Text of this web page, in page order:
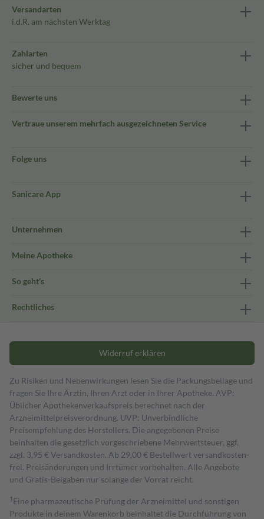
Versandarten
i.d.R. am nächsten Werktag
Zahlarten
sicher und bequem
Bewerte uns
Vertraue unserem mehrfach ausgezeichneten Service
Folge uns
Sanicare App
Unternehmen
Meine Apotheke
So geht's
Rechtliches
Widerruf erklären
Zu Risiken und Nebenwirkungen lesen Sie die Packungsbeilage und
fragen Sie Ihre Ärztin, Ihren Arzt oder in Ihrer Apotheke. AVP:
Üblicher Apothekenverkaufspreis berechnet nach der
Arzneimittelpreisverordnung. UVP: Unverbindliche
Preisempfehlung des Herstellers. Die angegebenen Preise
beinhalten die gesetzlich vorgeschriebene Mehrwertsteuer, ggf.
zzgl. 3,95 € Versandkosten. Ab 29,00 € Bestell­wert versand­kosten­
frei. Preisänderungen und Irrtümer vorbehalten. Alle Angebote
und Gratis-Beigaben nur solange der Vorrat reicht.
1 Eine pharmazeutische Prüfung der Arzneimittel und sonstigen
Produkte in deinem Warenkorb beinhaltet die Durchführung von